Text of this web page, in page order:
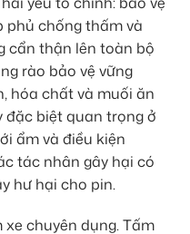
phủ chống thấm và
cẩn thận lên toàn bộ
rào bảo vệ vững
hóa chất và muối ăn
biệt quan trọng ở
ẩm và điều kiện
tác nhân gây hại có
hư hại cho pin.
chuyên dụng. Tấm